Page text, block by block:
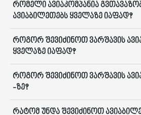
რომელი ავიაკომპანია
ავიაბილეთებს ყველაზე იაფად?
როგორ შევიძინოთ ვარშავის
ყველაზე იაფად?
როგორ შევიძინოთ ვარშავის
-ზე?
რატომ უნდა შევიძინოთ